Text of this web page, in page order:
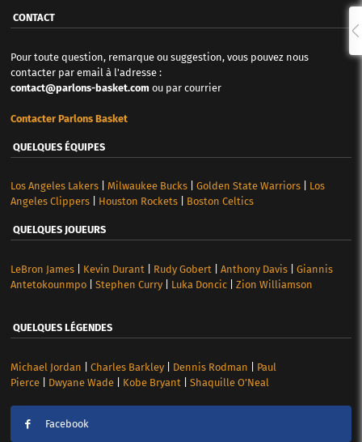
CONTACT
Pour toute question, remarque ou suggestion, vous pouvez nous
contacter par email à l'adresse :
contact@parlons-basket.com ou par courrier
Contacter Parlons Basket
QUELQUES ÉQUIPES
Los Angeles Lakers| Milwaukee Bucks| Golden State Warriors| Los
Angeles Clippers| Houston Rockets| Boston Celtics
QUELQUES JOUEURS
LeBron James| Kevin Durant Rudy Gobert Anthony Davis| Giannis
Antetokounmpo| Stephen Curry| Luka Doncic| Zion Williamson
QUELQUES LÉGENDES
Michael Jordan Charles Barkley| Dennis Rodman
Paul
Pierce| Dwyane Wade| Kobe Bryant Shaquille O’Neal
Facebook